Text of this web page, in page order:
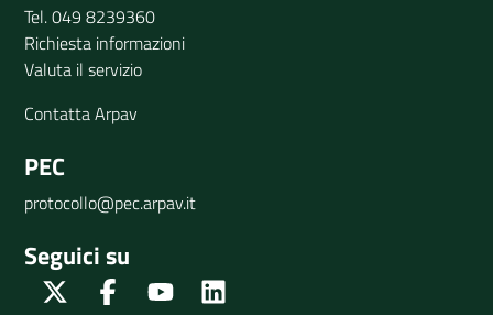
Tel. 049 8239360
Richiesta informazioni
Valuta il servizio
Contatta Arpav
PEC
protocollo@pec.arpav.it
Seguici su
Twitter FacebookYoutube